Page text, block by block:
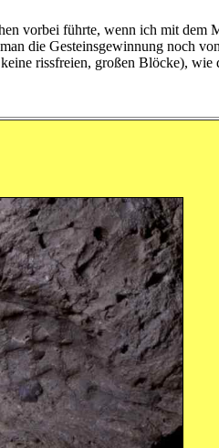
vorbei führte, wenn ich mit dem
die Gesteinsgewinnung noch
rissfreien, großen Blöcke),